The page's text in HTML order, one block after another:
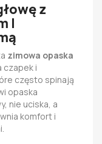
z
|
zimowa opaska
czapek i
często spinają
opaska
nie uciska, a
komfort i